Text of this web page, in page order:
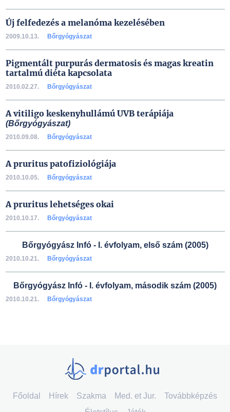
Új felfedezés a melanóma kezelésében
2009.10.13. Bőrgyógyászat
Pigmentált purpurás dermatosis és magas kreatin
tartalmú diéta kapcsolata
2010.02.27. Bőrgyógyászat
A vitiligo keskenyhullámú UVB terápiája
(Bőrgyógyászat)
2010.09.08. Bőrgyógyászat
A pruritus patofiziológiája
2010.10.05. Bőrgyógyászat
A pruritus lehetséges okai
2010.10.17. Bőrgyógyászat
Bőrgyógyász Infó - I. évfolyam, első szám (2005)
2010.10.21. Bőrgyógyászat
Bőrgyógyász Infó - I. évfolyam, második szám (2005)
2010.10.21. Bőrgyógyászat
Főoldal Hírek Szakma Med. et Jur.
Továbbképzés